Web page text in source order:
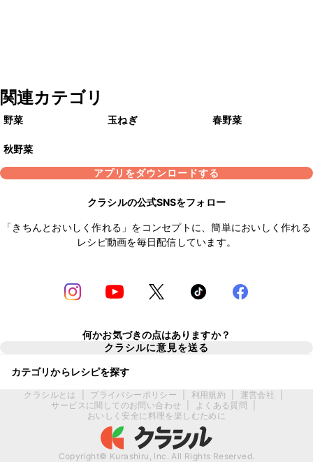
関連カテゴリ
野菜 玉ねぎ 春野菜
秋野菜
アプリをダウンロードする
クラシルの公式SNSをフォロー
「きちんとおいしく作れる」をコンセプトに、簡単においしく作れる
レシピ動画を毎日配信しています。
何かお気づきの点はありますか？
クラシルに意見を送る
カテゴリからレシピを探す
クラシルとは プライバシーポリシー 利用規約 運営会社
サービスに関してのお問い合わせ
よくある質問
おいしく安全に料理を楽しむために
Copyright© Kurashiru, Inc. All Rights Reserved.